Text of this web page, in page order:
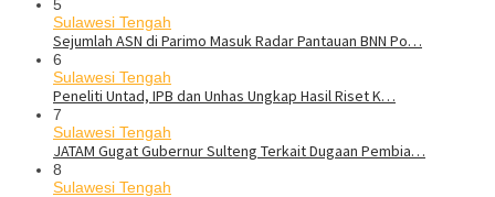
5
Sulawesi Tengah
Sejumlah ASN di Parimo Masuk Radar Pantauan BNN Po…
6
Sulawesi Tengah
Peneliti Untad, IPB dan Unhas Ungkap Hasil Riset K…
7
Sulawesi Tengah
JATAM Gugat Gubernur Sulteng Terkait Dugaan Pembia…
8
Sulawesi Tengah